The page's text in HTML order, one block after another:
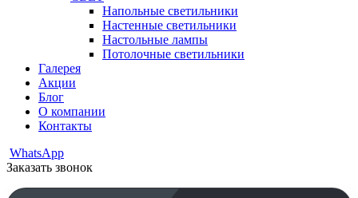
Напольные светильники
Настенные светильники
Настольные лампы
Потолочные светильники
Галерея
Акции
Блог
О компании
Контакты
WhatsApp
Заказать звонок